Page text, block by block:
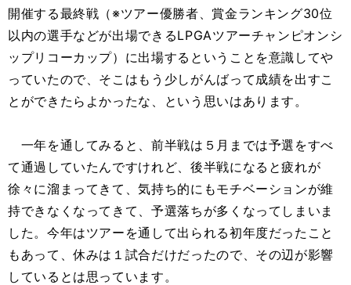
開催する最終戦（※ツアー優勝者、賞金ランキング30位
以内の選手などが出場できるLPGAツアーチャンピオンシ
ップリコーカップ）に出場するということを意識してや
っていたので、そこはもう少しがんばって成績を出すこ
とができたらよかったな、という思いはあります。
一年を通してみると、前半戦は５月までは予選をすべ
て通過していたんですけれど、後半戦になると疲れが
徐々に溜まってきて、気持ち的にもモチベーションが維
持できなくなってきて、予選落ちが多くなってしまいま
した。今年はツアーを通して出られる初年度だったこと
もあって、休みは１試合だけだったので、その辺が影響
しているとは思っています。